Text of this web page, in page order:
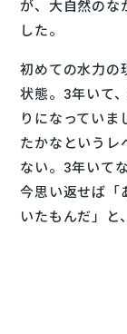
が、大自然のな
した。
初めての水力の
状態。3年いて
りになっていま
たかなというレ
ない。3年いて
今思い返せば「
いたもんだ」と